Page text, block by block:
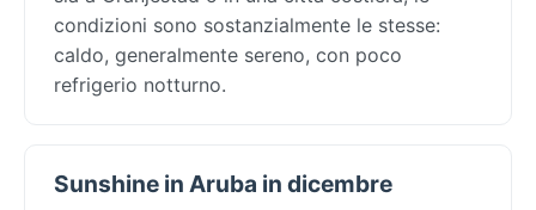
condizioni sono sostanzialmente le stesse:
caldo, generalmente sereno, con poco
refrigerio notturno.
Sunshine in Aruba in dicembre